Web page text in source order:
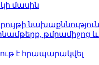
մասին
թմրամիջոց
է հրապարակվել